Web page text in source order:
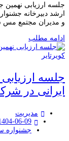
جلسه ارزیابی نهمین
ارشد دبیرخانه
و مدیران مجتمع مس
ادامه مطلب
جلسه
ایرانی در
مدیریت
06-09
جشنواره سال